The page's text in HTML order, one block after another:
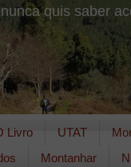
quis saber
Livro UTAT
Montanhar